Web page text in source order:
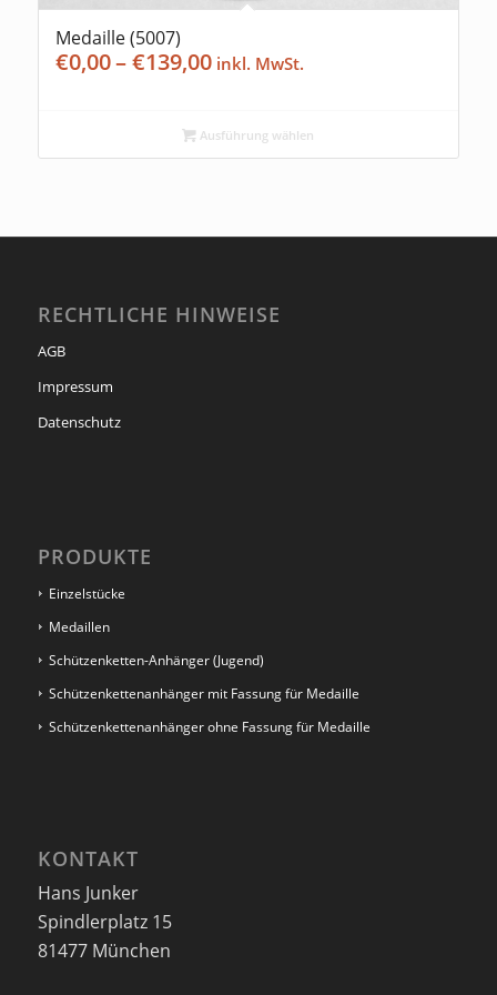
Medaille (5007)
€0,00–€139,00Preisspanne:
€139,00
Ausführung wählen
RECHTLICHE HINWEISE
AGB
Impressum
Datenschutz
PRODUKTE
Einzelstücke
Medaillen
Schützenketten-Anhänger (Jugend)
Schützenkettenanhänger mit Fassung für Medaille
Schützenkettenanhänger ohne Fassung für Medaille
KONTAKT
Hans Junker
Spindlerplatz 15
81477 München